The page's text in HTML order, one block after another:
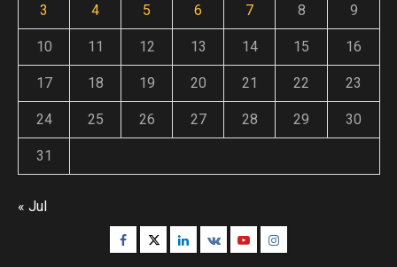
3 4 5 6 7 8 9
10 11 12 13 14 15 16
17 18 19 20 21 22 23
24 25 26 27 28 29 30
31
« Jul
Facebook
TwitterLinkedin
VK YoutubeInstagram